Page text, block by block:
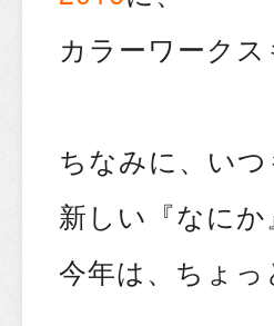
カラーワーク
ちなみに、いつ
新しい『なに
今年は、ちょ